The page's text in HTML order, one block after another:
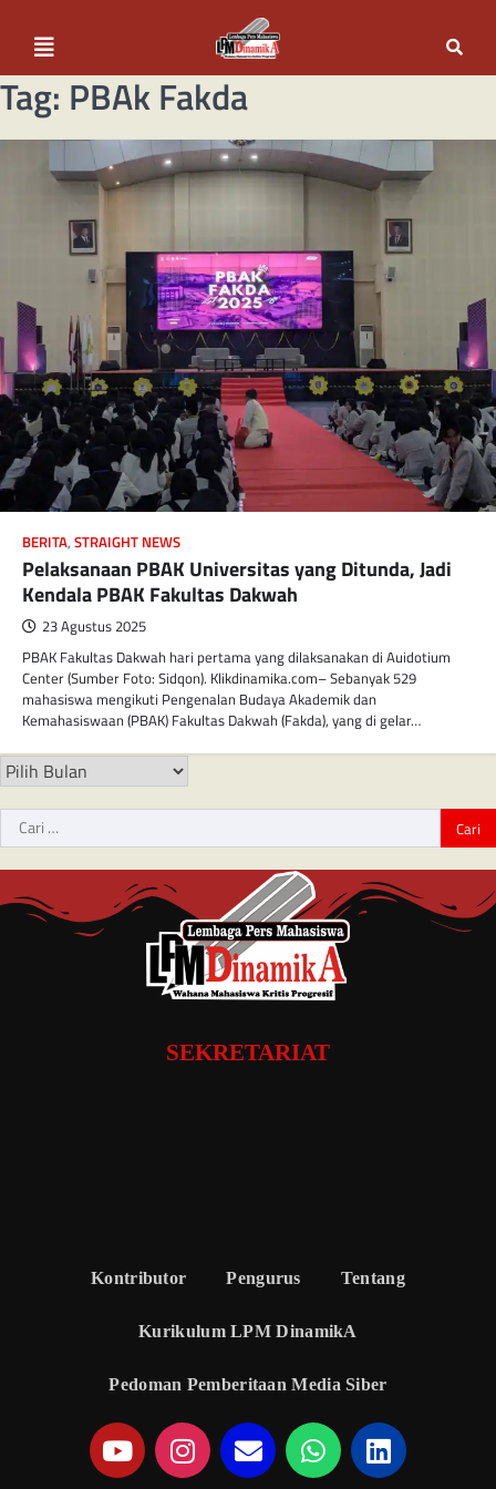
Tag: PBAk Fakda
BERITA, STRAIGHT NEWS
Pelaksanaan PBAK Universitas yang Ditunda, Jadi
Kendala PBAK Fakultas Dakwah
23 Agustus 2025
PBAK Fakultas Dakwah hari pertama yang dilaksanakan di Auidotium
Center (Sumber Foto: Sidqon). Klikdinamika.com– Sebanyak 529
mahasiswa mengikuti Pengenalan Budaya Akademik dan
Kemahasiswaan (PBAK) Fakultas Dakwah (Fakda), yang di gelar…
SEKRETARIAT
Kontributor Pengurus Tentang
Kurikulum LPM DinamikA
Pedoman Pemberitaan Media Siber